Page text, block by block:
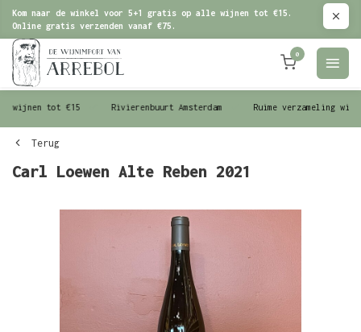
Kom naar de winkel voor 5+1 gratis op alle wijnen tot €15.
Online gratis verzenden vanaf €75.
0
wijnen tot €15 Rivierenbuurt Amsterdam Ruime verzameling
Terug
Carl Loewen Alte Reben 2021